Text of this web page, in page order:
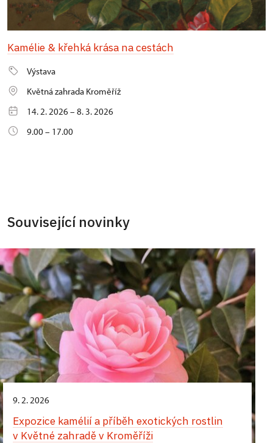
Kamélie & křehká krása na cestách
Výstava
Květná zahrada Kroměříž
14. 2. 2026 – 8. 3. 2026
9.00 – 17.00
Související novinky
9. 2. 2026
Expozice kamélií a příběh exotických rostlin
v Květné zahradě v Kroměříži